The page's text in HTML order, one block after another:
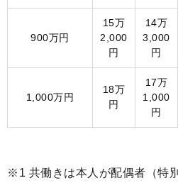
900万円
15万
2,000
円
14万
3,000
円
1,000万円
18万
円
17万
1,000
円
※1 共働きは本人が配偶者（特